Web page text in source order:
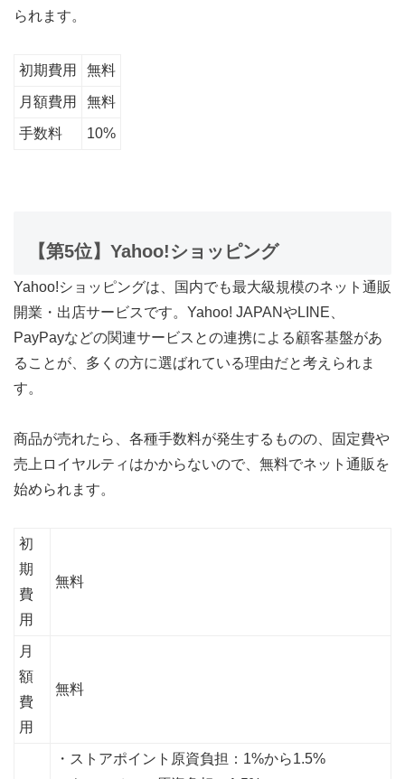
られます。
初期費用 無料
月額費用 無料
手数料 10%
【第5位】Yahoo!ショッピング
Yahoo!ショッピングは、国内でも最大級規模のネット通販
開業・出店サービスです。Yahoo! JAPANやLINE、
PayPayなどの関連サービスとの連携による顧客基盤があ
ることが、多くの方に選ばれている理由だと考えられま
す。
商品が売れたら、各種手数料が発生するものの、固定費や
売上ロイヤルティはかからないので、無料でネット通販を
始められます。
初
期
費
用
無料
月
額
費
用
無料
・ストアポイント原資負担：1%から1.5%